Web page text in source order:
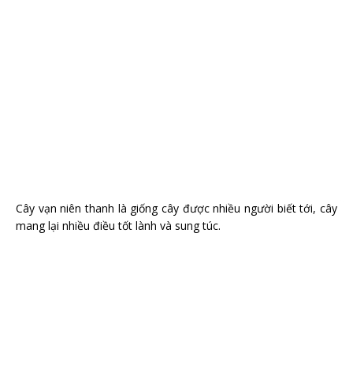
Cây vạn niên thanh là giống cây được nhiều người biết tới, cây
mang lại nhiều điều tốt lành và sung túc.